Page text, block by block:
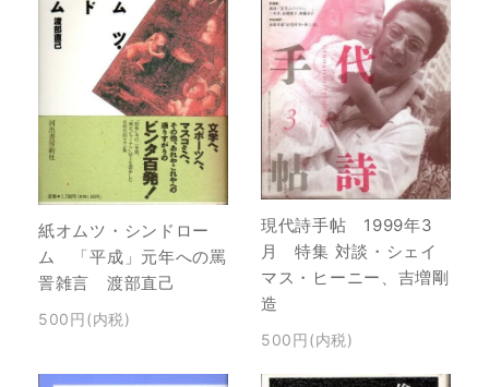
紙オムツ・シンドロー
ム 「平成」元年への罵
詈雑言 渡部直己
500円(内税)
現代詩手帖 1999年3
月 特集 対談・シェイ
マス・ヒーニー、吉増剛
造
500円(内税)